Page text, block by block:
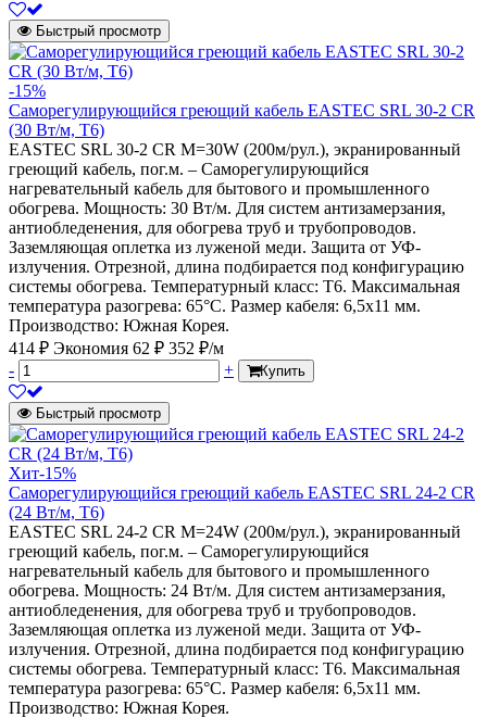
Быстрый просмотр
-15%
Саморегулирующийся греющий кабель EASTEC SRL 30-2 CR
(30 Вт/м, Т6)
EASTEC SRL 30-2 CR M=30W (200м/рул.), экранированный
греющий кабель, пог.м. – Саморегулирующийся
нагревательный кабель для бытового и промышленного
обогрева. Мощность: 30 Вт/м. Для систем антизамерзания,
антиобледенения, для обогрева труб и трубопроводов.
Заземляющая оплетка из луженой меди. Защита от УФ-
излучения. Отрезной, длина подбирается под конфигурацию
системы обогрева. Температурный класс: Т6. Максимальная
температура разогрева: 65°С. Размер кабеля: 6,5х11 мм.
Производство: Южная Корея.
414 ₽ Экономия 62 ₽ 352 ₽/м
-
+ Купить
Быстрый просмотр
Хит-15%
Саморегулирующийся греющий кабель EASTEC SRL 24-2 CR
(24 Вт/м, Т6)
EASTEC SRL 24-2 CR M=24W (200м/рул.), экранированный
греющий кабель, пог.м. – Саморегулирующийся
нагревательный кабель для бытового и промышленного
обогрева. Мощность: 24 Вт/м. Для систем антизамерзания,
антиобледенения, для обогрева труб и трубопроводов.
Заземляющая оплетка из луженой меди. Защита от УФ-
излучения. Отрезной, длина подбирается под конфигурацию
системы обогрева. Температурный класс: Т6. Максимальная
температура разогрева: 65°С. Размер кабеля: 6,5х11 мм.
Производство: Южная Корея.